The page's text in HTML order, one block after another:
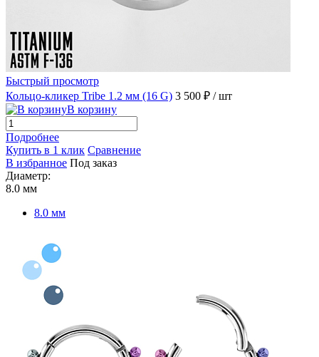
Быстрый просмотр
Кольцо-кликер Tribe 1.2 мм (16 G) 3 500 ₽ / шт
В корзину
Подробнее
Купить в 1 клик Сравнение
В избранное Под заказ
Диаметр:
8.0 мм
8.0 мм